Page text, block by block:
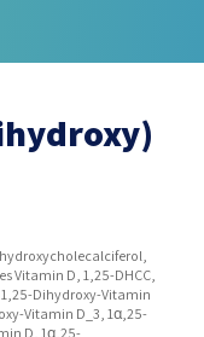
Vitamin D, 1,25-DHCC,
Dihydroxy-Vitamin
Vitamin D_3, 1α,25-
D, 1α,25-